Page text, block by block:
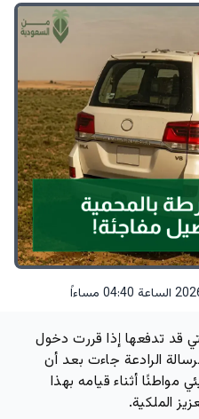
التي قد تدفعها إذا قررت دخول
الرادعة جاءت بعد أن
مواطنًا أثناء قيامه بهذا
الملكية.